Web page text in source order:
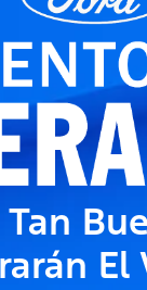
El